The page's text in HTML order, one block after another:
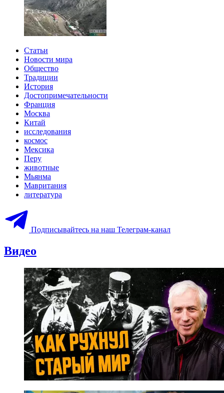
Статьи
Новости мира
Общество
Традиции
История
Достопримечательности
Франция
Москва
Китай
исследования
космос
Мексика
Перу
животные
Мьянма
Мавритания
литература
Подписывайтесь на наш Телеграм-канал
Видео